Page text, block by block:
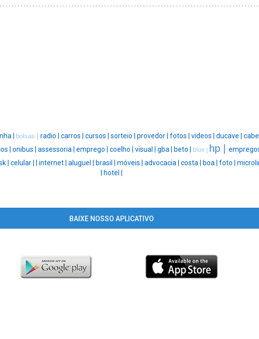
| bolsas | radio | carros | cursos | sorteio | provedor | fotos | videos | ducave |
| onibus | assessoria | emprego | coelho | visual | gba | beto | blue | hp | empregos
| celular | internet | aluguel | brasil | móveis | advocacia | costa | boa | foto |
hotel |
BAIXE NOSSO APLICATIVO